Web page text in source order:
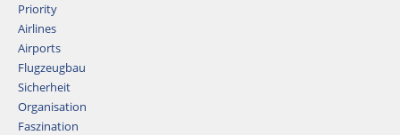
Priority
Airlines
Airports
Flugzeugbau
Sicherheit
Organisation
Faszination